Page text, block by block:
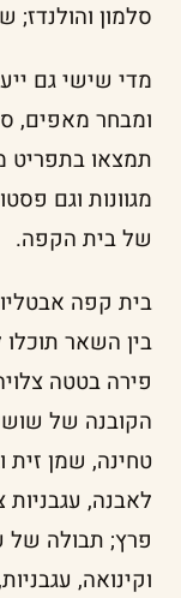
סלמון והולנדז;
מדי שישי גם
ומבחר מאפים,
תמצאו בתפריט
מגוונות וגם
של בית הקפה.
בית קפה
בין השאר תוכלו
פירה בטטה
הקובנה של
טחינה, שמן זית
לאבנה, עגבניות
פרץ; תבולה של
וקינואה,